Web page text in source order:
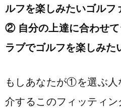
ルフを楽しみたいゴルフ
② 自分の上達に合わせ
ラブでゴルフを楽しみた
もしあなたが①を選ぶ人
介するこのフィッティ